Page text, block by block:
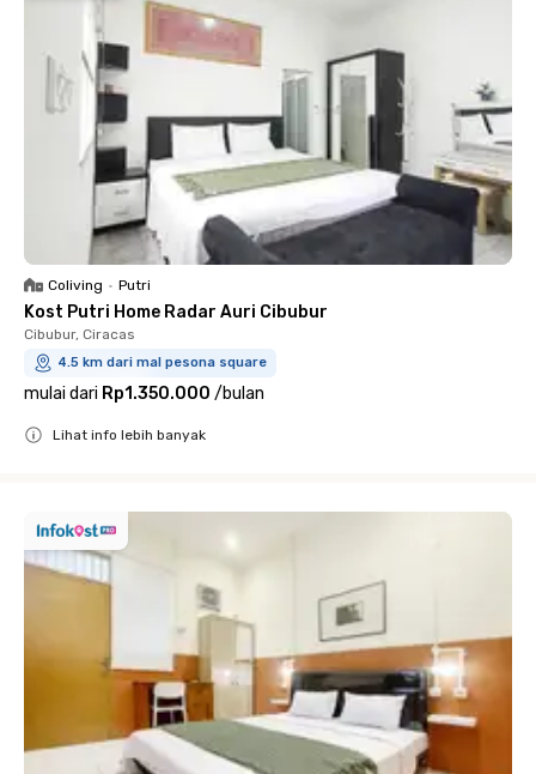
Coliving • Putri
Kost Putri Home Radar Auri Cibubur
Cibubur, Ciracas
4.5 km dari mal pesona square
mulai dari Rp1.350.000 /bulan
Lihat info lebih banyak